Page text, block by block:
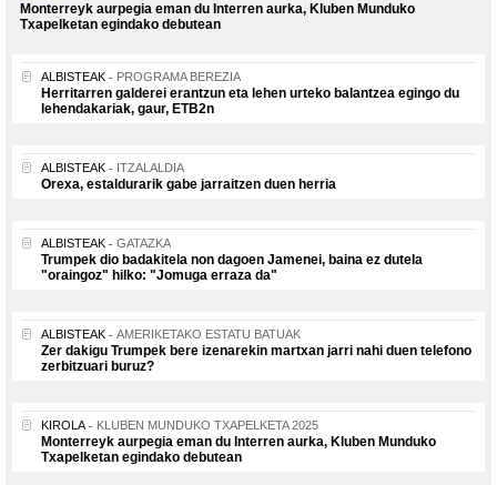
Monterreyk aurpegia eman du Interren aurka, Kluben Munduko
Txapelketan egindako debutean
ALBISTEAK PROGRAMA BEREZIA
Herritarren galderei erantzun eta lehen urteko balantzea egingo du
lehendakariak, gaur, ETB2n
ALBISTEAK ITZALALDIA
Orexa, estaldurarik gabe jarraitzen duen herria
ALBISTEAK GATAZKA
Trumpek dio badakitela non dagoen Jamenei, baina ez dutela
"oraingoz" hilko: "Jomuga erraza da"
ALBISTEAK AMERIKETAKO ESTATU BATUAK
Zer dakigu Trumpek bere izenarekin martxan jarri nahi duen telefono
zerbitzuari buruz?
KIROLA KLUBEN MUNDUKO TXAPELKETA 2025
Monterreyk aurpegia eman du Interren aurka, Kluben Munduko
Txapelketan egindako debutean